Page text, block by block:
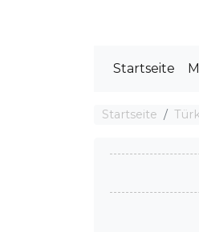
Startseite
Startseite